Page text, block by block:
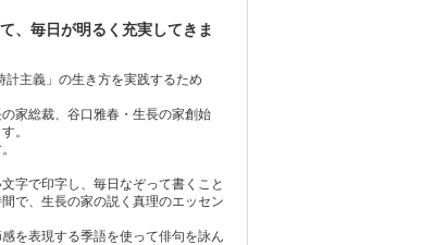
、毎日が明るく充実してきま
主義」の生き方を実践するため
家総裁、谷口雅春・生長の家創始
。
字で印字し、毎日なぞって書くこと
で、生長の家の説く真理のエッセン
を表現する季語を使って俳句を詠ん